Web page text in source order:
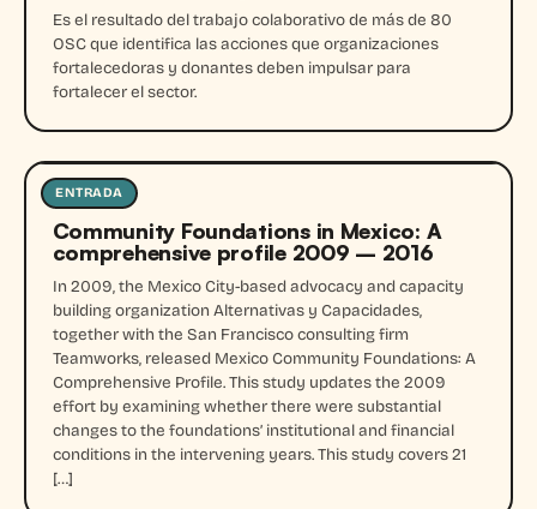
Es el resultado del trabajo colaborativo de más de 80
OSC que identifica las acciones que organizaciones
fortalecedoras y donantes deben impulsar para
fortalecer el sector.
ENTRADA
Entrada
Community Foundations in Mexico: A
comprehensive profile 2009 – 2016
In 2009, the Mexico City-based advocacy and capacity
building organization Alternativas y Capacidades,
together with the San Francisco consulting firm
Teamworks, released Mexico Community Foundations: A
Comprehensive Profile. This study updates the 2009
effort by examining whether there were substantial
changes to the foundations’ institutional and financial
conditions in the intervening years. This study covers 21
[…]